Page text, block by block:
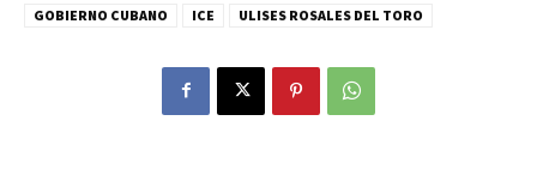
GOBIERNO CUBANO
ICE ULISES ROSALES DEL TORO